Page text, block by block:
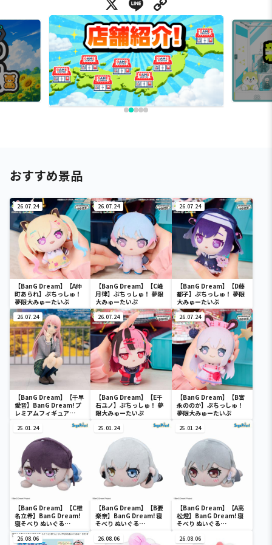
おすすめ景品
26.07.24
【BanG Dream】【A仲
町あられ】ぷちっしゅ！
夢限大みゅーたいぷ
26.07.24
【BanG Dream】【C峰
月律】ぷちっしゅ！ 夢限
大みゅーたいぷ
26.07.24
【BanG Dream】【D藤
都子】ぷちっしゅ！ 夢限
大みゅーたいぷ
26.07.24
【BanG Dream】【千早
愛音】BanG Dream! プ
レミアムフィギュア
ver.
26.07.24
【BanG Dream】【E千
石ユノ】ぷちっしゅ！ 夢
限大みゅーたいぷ
26.07.24
【BanG Dream】【B宮
永ののか】ぷちっしゅ！
夢限大みゅーたいぷ
25.01.24
【BanG Dream】【C椎
名立希】BanG Dream!
寝そべり ぬいぐる
み“MyGO!!!!!”Vol.2（EX
）
25.01.24
【BanG Dream】【B要
楽奈】BanG Dream! 寝
そべり ぬいぐる
み“MyGO!!!!!”Vol.1（EX
）
25.01.24
【BanG Dream】【A高
松燈】BanG Dream! 寝
そべり ぬいぐる
）
26.08.06 26.08.06 26.08.06